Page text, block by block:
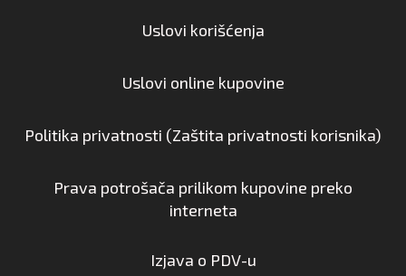
Uslovi korišćenja
Uslovi online kupovine
Politika privatnosti (Zaštita privatnosti korisnika)
Prava potrošača prilikom kupovine preko
interneta
Izjava o PDV-u